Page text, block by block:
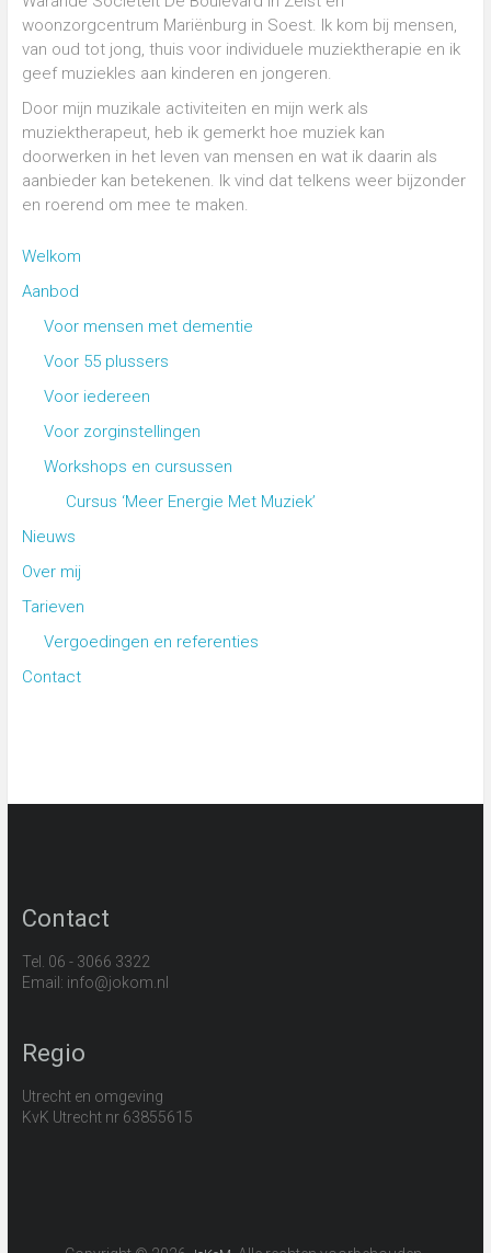
woonzorgcentrum Mariënburg in Soest. Ik kom bij mensen,
van oud tot jong, thuis voor individuele muziektherapie en ik
geef muziekles aan kinderen en jongeren.
Door mijn muzikale activiteiten en mijn werk als
muziektherapeut, heb ik gemerkt hoe muziek kan
doorwerken in het leven van mensen en wat ik daarin als
aanbieder kan betekenen. Ik vind dat telkens weer bijzonder
en roerend om mee te maken.
Welkom
Aanbod
Voor mensen met dementie
Voor 55 plussers
Voor iedereen
Voor zorginstellingen
Workshops en cursussen
Cursus ‘Meer Energie Met Muziek’
Nieuws
Over mij
Tarieven
Vergoedingen en referenties
Contact
Contact
Tel. 06 - 3066 3322
Email: info@jokom.nl
Regio
Utrecht en omgeving
KvK Utrecht nr 63855615